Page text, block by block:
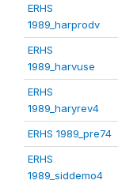
ERHS
1989_harprodv
ERHS
1989_harvuse
ERHS
1989_haryrev4
ERHS 1989_pre74
ERHS
1989_siddemo4